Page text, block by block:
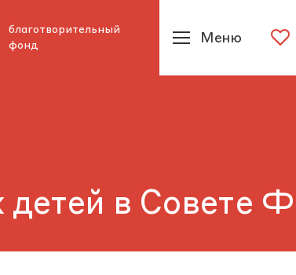
благотворительный
фонд
Меню
в Совете